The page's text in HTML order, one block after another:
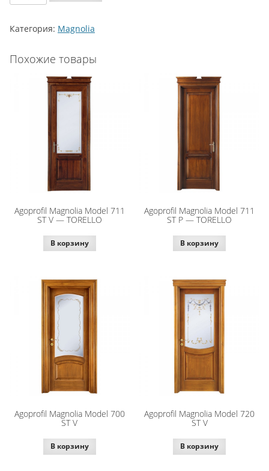
Agoprofil
Model
DCC
Категория: Magnolia
Похожие товары
Agoprofil Magnolia Model 711
ST V — TORELLO
В корзину
Agoprofil Magnolia Model 711
ST P — TORELLO
В корзину
Agoprofil Magnolia Model 700
ST V
В корзину
Agoprofil Magnolia Model 720
ST V
В корзину